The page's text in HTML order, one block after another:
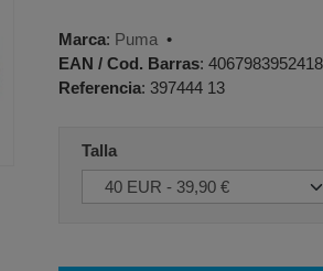
Marca: Puma •
EAN / Cod. Barras: 4067983952418
Referencia: 397444 13
Talla